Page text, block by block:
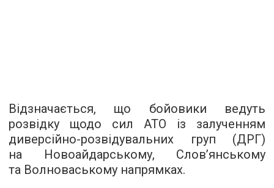
Відзначається, що бойовики ведуть
розвідку щодо сил АТО із залученням
диверсійно-розвідувальних груп (ДРГ)
на Новоайдарському, Слов’янському
та Волноваському напрямках.